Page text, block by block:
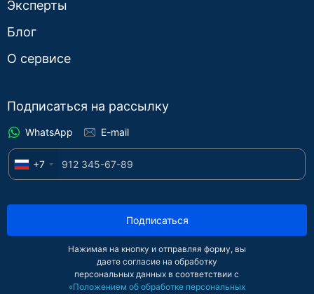
Эксперты
Блог
О сервисе
Подписаться на рассылку
WhatsApp E-mail
+7
Подписаться
Нажимая на кнопку и отправляя форму, вы
даете согласие на обработку
персональных данных в соответствии с
«Положением об обработке персональных